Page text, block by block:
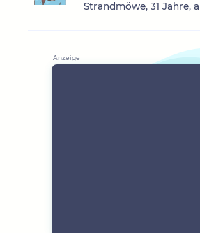
Strandmöwe, 31 Jahre,